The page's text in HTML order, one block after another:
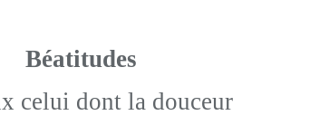
Béatitudes
celui dont la douceur